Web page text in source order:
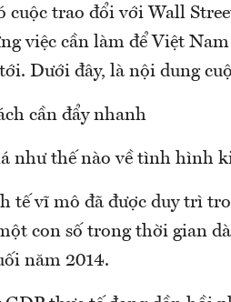
cuộc trao đổi với Wall
việc cần làm để Việt
Dưới đây, là nội dung
cần đẩy nhanh
như thế nào về tình hình
tế vĩ mô đã được duy trì
con số trong thời gian
năm 2014.